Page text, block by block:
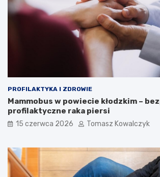
PROFILAKTYKA I ZDROWIE
Mammobus w powiecie kłodzkim –
profilaktyczne raka piersi
15 czerwca 2026 Tomasz Kowalczyk